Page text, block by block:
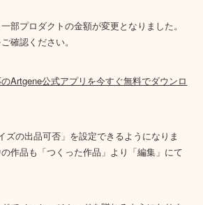
部プロダクトの金額が変更となりました。
確認ください。
Artgene公式アプリを今すぐ無料でダウンロ
ズの出品可否」を設定できるようになりま
作品も「つくった作品」より「編集」にて